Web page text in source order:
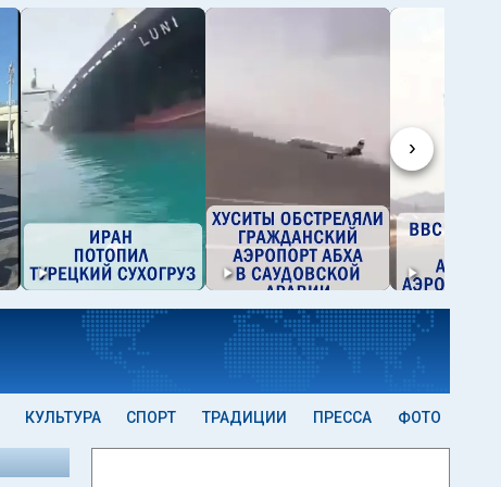
›
КУЛЬТУРА СПОРТ ТРАДИЦИИ ПРЕССА ФОТО